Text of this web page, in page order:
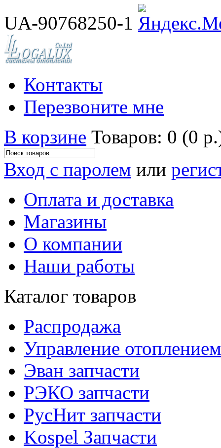
UA-90768250-1
Контакты
Перезвоните мне
В корзине Товаров: 0 (0
Вход с паролем или
Оплата и доставка
Магазины
О компании
Наши работы
Каталог товаров
Распродажа
Управление отоплением
Эван запчасти
РЭКО запчасти
РусНит запчасти
Kospel Запчасти